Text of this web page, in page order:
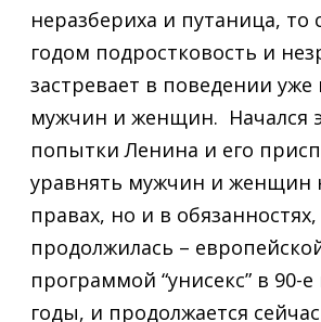
неразбериха и путаница, то
годом подростковость и
застревает в поведении уже
мужчин и женщин. Начался
попытки Ленина и его
уравнять мужчин и женщин
правах, но и в обязанностях,
продолжилась –
программой “унисекс” в 90-е
годы, и продолжается